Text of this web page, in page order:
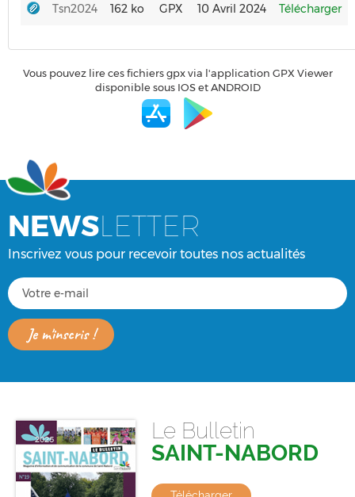
Tsn2024 162 ko GPX 10 Avril 2024 Télécharger
Vous pouvez lire ces fichiers gpx via l'application GPX Viewer
disponible sous IOS et ANDROID
NEWSLETTER
Inscrivez vous pour recevoir toutes nos actualités
Le Bulletin
SAINT-NABORD